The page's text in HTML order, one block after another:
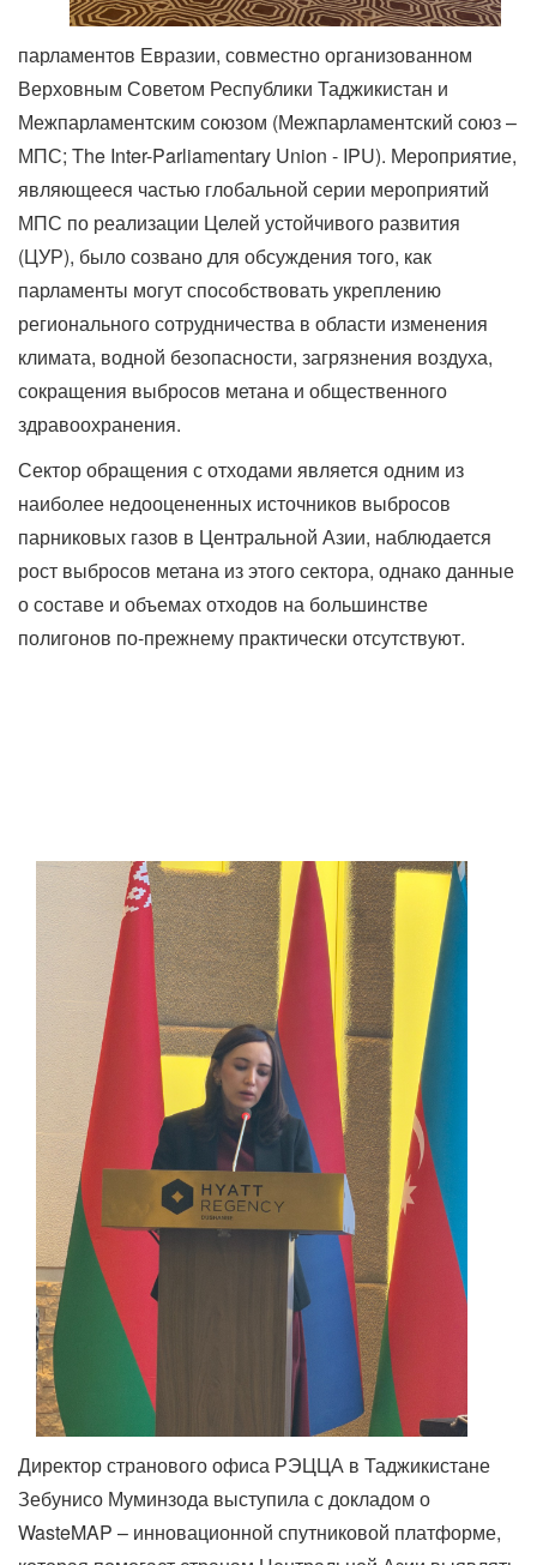
парламентов Евразии, совместно организованном
Верховным Советом Республики Таджикистан и
Межпарламентским союзом (Межпарламентский союз –
МПС; The Inter-Parliamentary Union - IPU). Мероприятие,
являющееся частью глобальной серии мероприятий
МПС по реализации Целей устойчивого развития
(ЦУР), было созвано для обсуждения того, как
парламенты могут способствовать укреплению
регионального сотрудничества в области изменения
климата, водной безопасности, загрязнения воздуха,
сокращения выбросов метана и общественного
здравоохранения.
Сектор обращения с отходами является одним из
наиболее недооцененных источников выбросов
парниковых газов в Центральной Азии, наблюдается
рост выбросов метана из этого сектора, однако данные
о составе и объемах отходов на большинстве
полигонов по-прежнему практически отсутствуют.
Директор странового офиса РЭЦЦА в Таджикистане
Зебунисо Муминзода выступила с докладом о
WasteMAP – инновационной спутниковой платформе,